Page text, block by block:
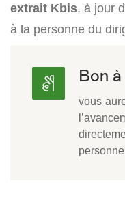
extrait Kbis, à jour
à la personne du
Bon
vous